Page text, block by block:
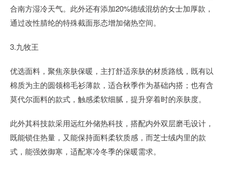
合南方湿冷天气。此外还有添加20%德绒混纺的女士加厚款，
通过改性腈纶的特殊截面形态增加储热空间。
3.九牧王
优选面料，聚焦亲肤保暖，主打舒适亲肤的材质路线，既有以
棉质为主的圆领棉毛衫薄款，适合秋季作为基础内搭；也有含
莫代尔面料的款式，触感柔软细腻，提升穿着时的亲肤度。
此外其科技款采用远红外储热科技，搭配内外双层磨毛设计，
既能锁住热量，又能保持面料柔软质感，而芝士绒内里的款
式，能强效御寒，适配寒冷冬季的保暖需求。